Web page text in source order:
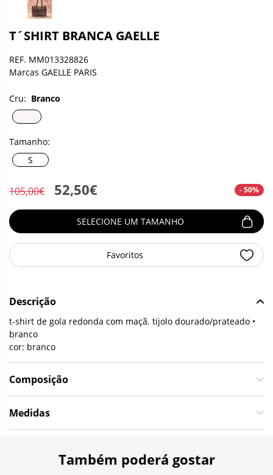
T´SHIRT BRANCA GAELLE
REF. MM013328826
Marcas GAELLE PARIS
Cru: Branco
Tamanho:
S
105,00€ 52,50€ - 50%
SELECIONE UM TAMANHO
Favoritos
Descrição
t-shirt de gola redonda com maçã. tijolo dourado/prateado •
branco
cor: branco
Composição
Medidas
Também poderá gostar